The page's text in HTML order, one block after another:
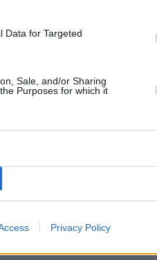
Data for Targeted
Sale, and/or Sharing
Purposes for which it
Privacy Policy
από αστυνομικούς
Αθλητικής
Δίωξης Εγκλημάτων
του Τμήματος
της Υποδιεύθυνσης
Βορείου
της αρμόδιας